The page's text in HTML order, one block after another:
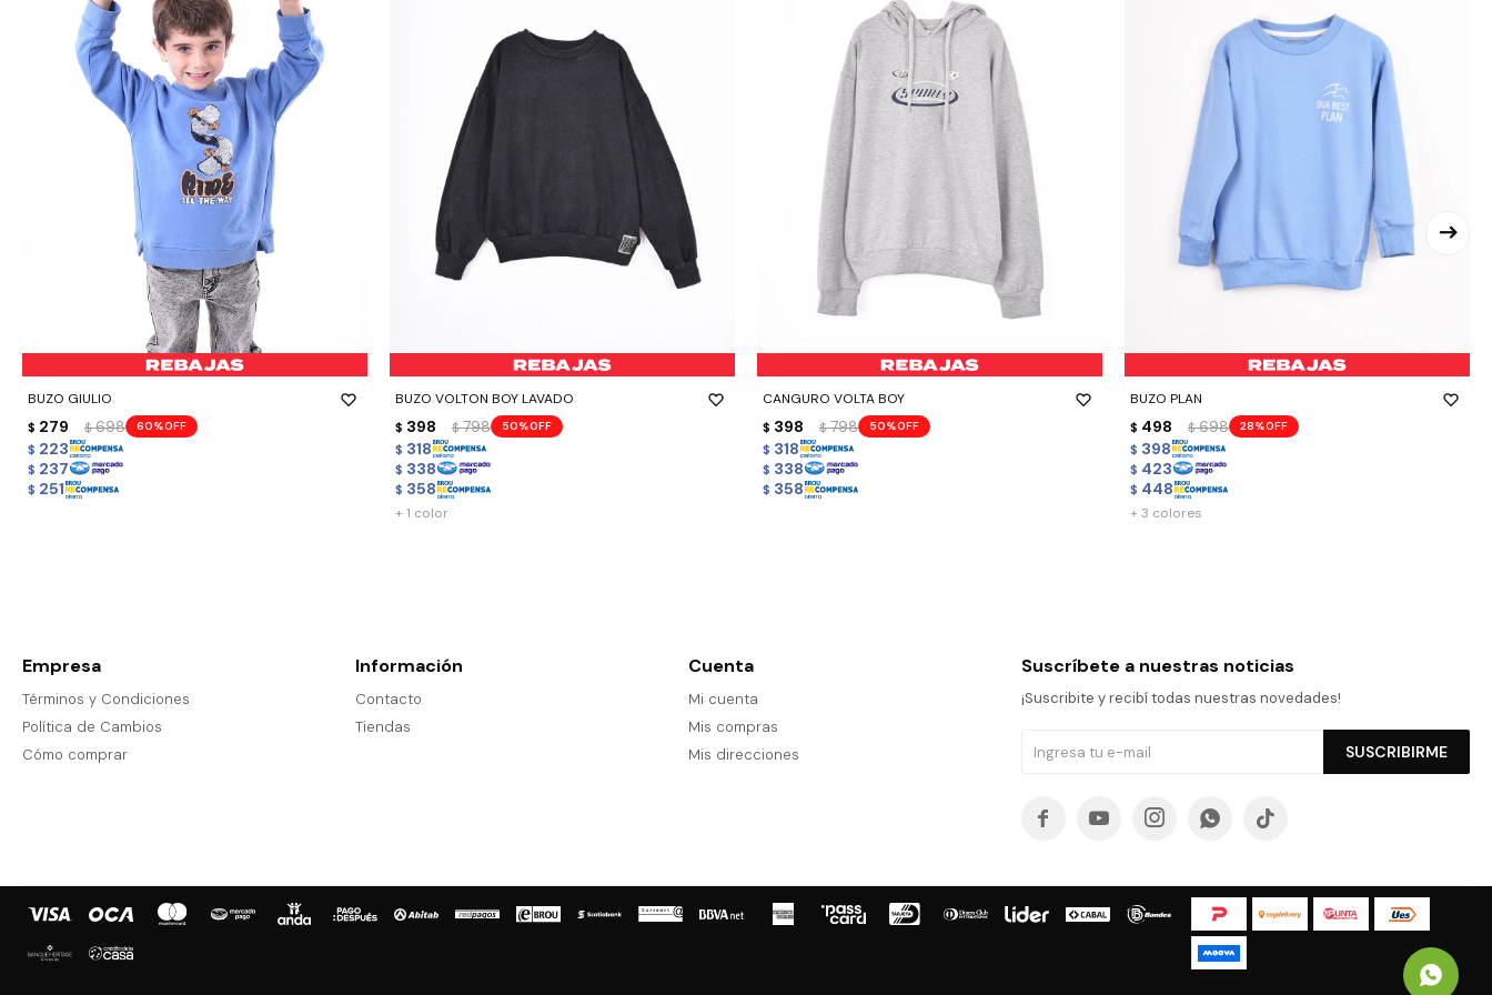
BUZO GIULIO
$ 279 $ 698 60
$ 223
$ 237
$ 251
- +
BUZO VOLTON BOY LAVADO
$ 398 $ 798 50
$ 318
$ 338
$ 358
- +
+ 1 color
CANGURO VOLTA BOY
$ 398 $ 798 50
$ 318
$ 338
$ 358
- +
BUZO PLAN
$ 498 $ 698 28
$ 398
$ 423
$ 448
- +
+ 3 colores
Empresa
Términos y Condiciones
Política de Cambios
Cómo comprar
Información
Contacto
Tiendas
Cuenta
Mi cuenta
Mis compras
Mis direcciones
Suscríbete a nuestras noticias
¡Suscribite y recibí todas nuestras novedades!
SUSCRIBIRME
    